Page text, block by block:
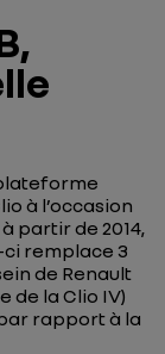
à l’occasion
partir de 2014,
remplace 3
de Renault
de la Clio IV)
rapport à la